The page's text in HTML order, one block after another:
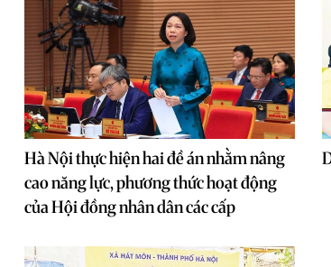
Hà Nội thực hiện hai đề án nhằm nâng
cao năng lực, phương thức hoạt động
của Hội đồng nhân dân các cấp